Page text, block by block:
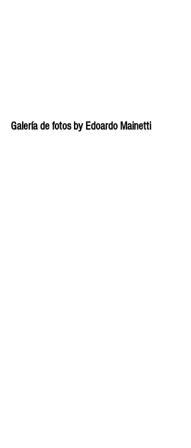
Galería de fotos by Edoardo Mainetti